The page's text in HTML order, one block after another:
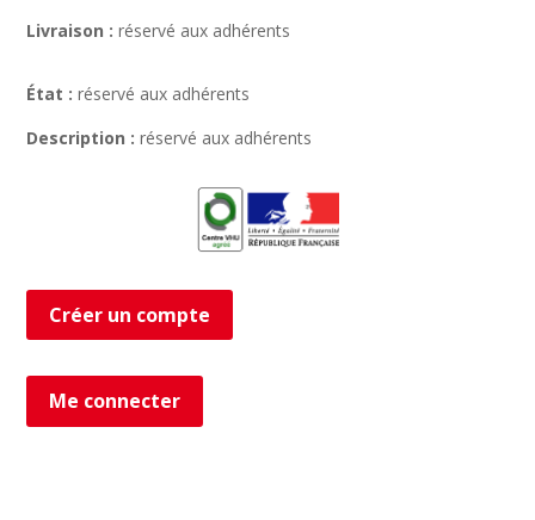
Livraison : réservé aux adhérents
État : réservé aux adhérents
Description : réservé aux adhérents
Créer un compte
Me connecter